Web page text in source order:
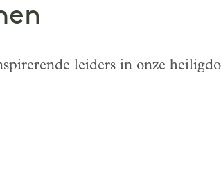
leiders in onze